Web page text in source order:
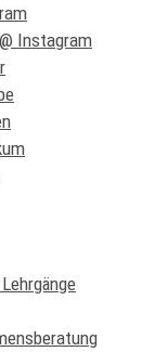
Instagram